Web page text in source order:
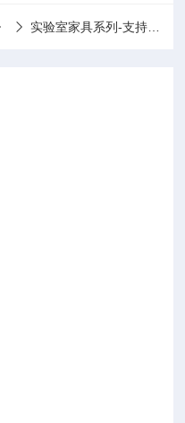
实验室家具系列-支持定制